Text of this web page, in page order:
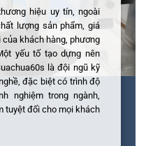
hiệu uy tín, ngoài
lượng sản phẩm, giá
khách hàng, phương
yếu tố tạo dựng nên
là đội ngũ kỹ
đặc biệt có trình độ
nghiệm trong ngành,
tuyệt đối cho mọi khách